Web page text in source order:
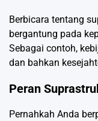
Berbicara tentang
bergantung pada
Sebagai contoh,
dan bahkan
Peran
Pernahkah Anda